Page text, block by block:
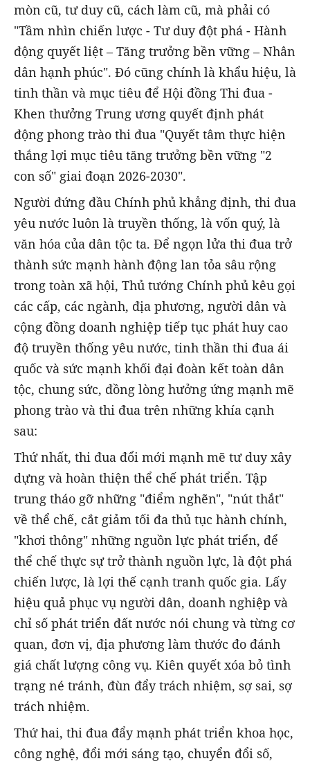
mòn cũ, tư duy cũ, cách làm cũ, mà phải có
"Tầm nhìn chiến lược - Tư duy đột phá - Hành
động quyết liệt – Tăng trưởng bền vững – Nhân
dân hạnh phúc". Đó cũng chính là khẩu hiệu, là
tinh thần và mục tiêu để Hội đồng Thi đua -
Khen thưởng Trung ương quyết định phát
động phong trào thi đua "Quyết tâm thực hiện
thắng lợi mục tiêu tăng trưởng bền vững "2
con số" giai đoạn 2026-2030".
Người đứng đầu Chính phủ khẳng định, thi đua
yêu nước luôn là truyền thống, là vốn quý, là
văn hóa của dân tộc ta. Để ngọn lửa thi đua trở
thành sức mạnh hành động lan tỏa sâu rộng
trong toàn xã hội, Thủ tướng Chính phủ kêu gọi
các cấp, các ngành, địa phương, người dân và
cộng đồng doanh nghiệp tiếp tục phát huy cao
độ truyền thống yêu nước, tinh thần thi đua ái
quốc và sức mạnh khối đại đoàn kết toàn dân
tộc, chung sức, đồng lòng hưởng ứng mạnh mẽ
phong trào và thi đua trên những khía cạnh
sau:
Thứ nhất, thi đua đổi mới mạnh mẽ tư duy xây
dựng và hoàn thiện thể chế phát triển. Tập
trung tháo gỡ những "điểm nghẽn", "nút thắt"
về thể chế, cắt giảm tối đa thủ tục hành chính,
"khơi thông" những nguồn lực phát triển, để
thể chế thực sự trở thành nguồn lực, là đột phá
chiến lược, là lợi thế cạnh tranh quốc gia. Lấy
hiệu quả phục vụ người dân, doanh nghiệp và
chỉ số phát triển đất nước nói chung và từng cơ
quan, đơn vị, địa phương làm thước đo đánh
giá chất lượng công vụ. Kiên quyết xóa bỏ tình
trạng né tránh, đùn đẩy trách nhiệm, sợ sai, sợ
trách nhiệm.
Thứ hai, thi đua đẩy mạnh phát triển khoa học,
công nghệ, đổi mới sáng tạo, chuyển đổi số,